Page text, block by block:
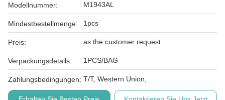
Modellnummer: M1943AL
Mindestbestellmenge: 1pcs
Preis: as the customer request
Verpackungsdetails: 1PCS/BAG
Zahlungsbedingungen: T/T, Western Union,